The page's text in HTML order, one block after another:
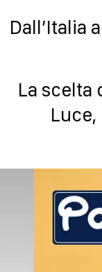
Dall’Italia
La scelta